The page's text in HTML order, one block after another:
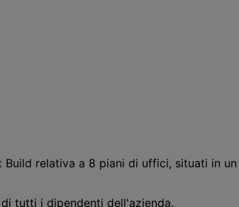
relativa a 8 piani di uffici, situati in
tutti i dipendenti dell'azienda.